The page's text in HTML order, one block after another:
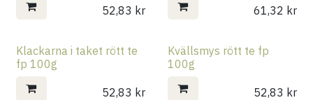
52,83 kr 61,32 kr
Klackarna i taket rött te
fp 100g
52,83 kr
Kvällsmys rött te fp
100g
52,83 kr